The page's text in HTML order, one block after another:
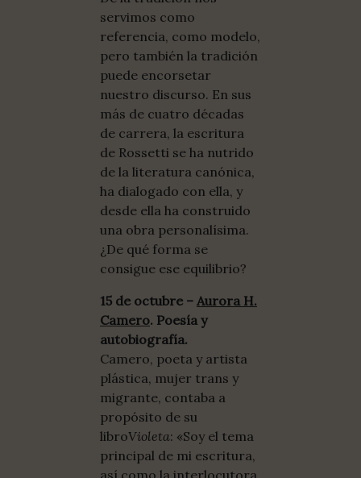
servimos como
referencia, como modelo,
pero también la tradición
puede encorsetar
nuestro discurso. En sus
más de cuatro décadas
de carrera, la escritura
de Rossetti se ha nutrido
de la literatura canónica,
ha dialogado con ella, y
desde ella ha construido
una obra personalísima.
¿De qué forma se
consigue ese equilibrio?
15 de octubre – Aurora H.
Camero. Poesía y
autobiografía.
Camero, poeta y artista
plástica, mujer trans y
migrante, contaba a
propósito de su
libroVioleta: «Soy el tema
principal de mi escritura,
así como la interlocutora